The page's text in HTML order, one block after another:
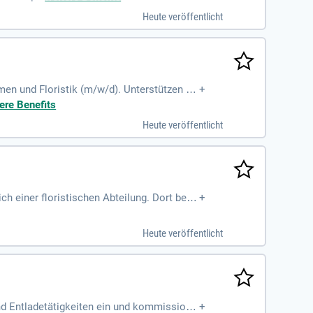
karriere. Wir heißen Menschen aller Hin
Heute veröffentlicht
und Floristik (m/w/d). Unterstützen Si
Tipps. Gestalten Sie unseren Ver
Deko- und Geschenkartikel und krei
Ausbildung als Florist oder Gärtner
+
Benefits
Heute veröffentlicht
einer floristischen Abteilung. Dort berä
du für eine verkaufsfördernde Gestaltun
im Team garantierst du auch an Wochen
bei.
+
Heute veröffentlicht
Entladetätigkeiten ein und kommissioni +